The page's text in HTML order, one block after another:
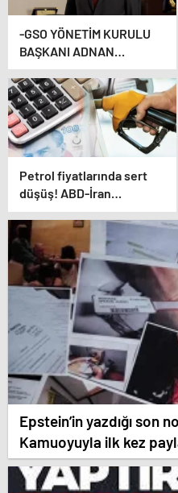
-GSO YÖNETİM KURULU
BAŞKANI ADNAN
ÜNVERDİ:
Petrol fiyatlarında sert
düşüş! ABD-İran
anlaşması sonrası gözler
Hürmüz Boğazı’nda
Epstein’in yazdığı son
Kamuoyuyla ilk kez